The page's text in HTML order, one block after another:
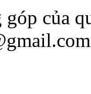
của